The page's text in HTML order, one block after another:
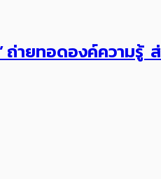
ถ่ายทอดองค์ความรู้